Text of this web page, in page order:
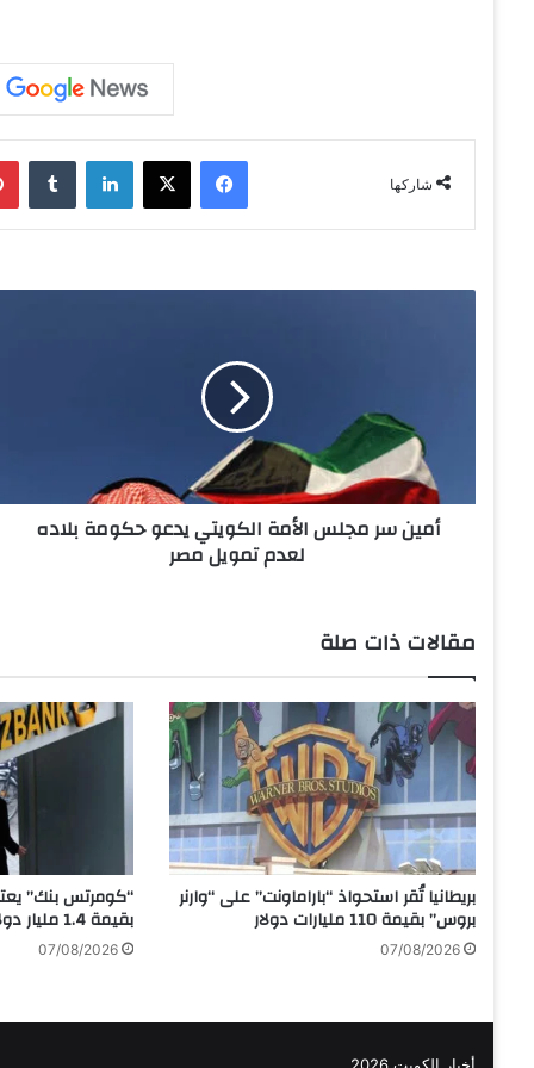
شاركها
فيسبوك ‫X لينكدإن ‏Tumblr
ل
ة
ا
ل
و
ي
ت
ي
د
ع
و
ح
م
ة
أمين سر مجلس الأمة الكويتي يدعو حكومة بلاده
لعدم تمويل مصر
مقالات ذات صلة
بريطانيا تُقر استحواذ “باراماونت” على “وارنر
بروس” بقيمة 110 مليارات دولار
07/08/2026
“كومرتس بنك”
بقيمة 1.4 مليار دولار
07/08/2026